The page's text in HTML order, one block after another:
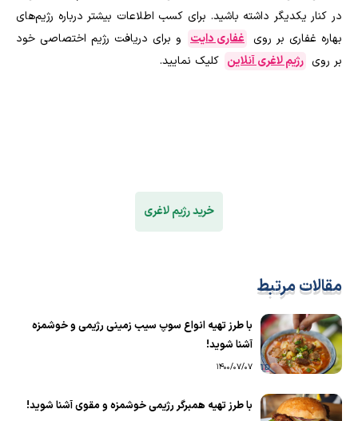
در کنار یکدیگر داشته باشید. برای کسب اطلاعات بیشتر درباره رژیم‌های
بهاره غفاری بر روی غفاری دایت و برای دریافت رژیم اختصاصی خود
بر روی رژیم لاغری آنلاین کلیک نمایید.
خرید رژیم لاغری
مقالات مرتبط
با طرز تهیه انواع سوپ سیب زمینی رژیمی و خوشمزه
آشنا شوید!
1400/07/07
با طرز تهیه همبرگر رژیمی خوشمزه و مقوی آشنا شوید!